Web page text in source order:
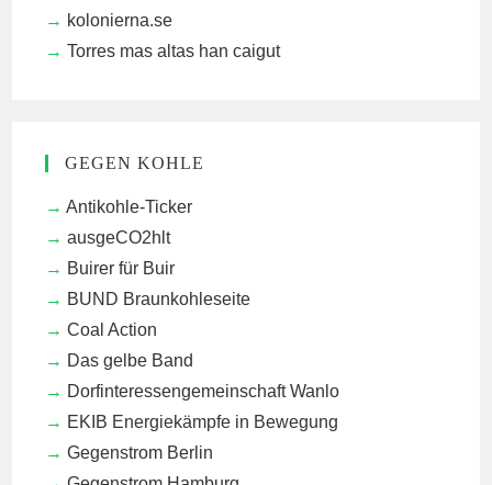
kolonierna.se
Torres mas altas han caigut
GEGEN KOHLE
Antikohle-Ticker
ausgeCO2hlt
Buirer für Buir
BUND Braunkohleseite
Coal Action
Das gelbe Band
Dorfinteressengemeinschaft Wanlo
EKIB Energiekämpfe in Bewegung
Gegenstrom Berlin